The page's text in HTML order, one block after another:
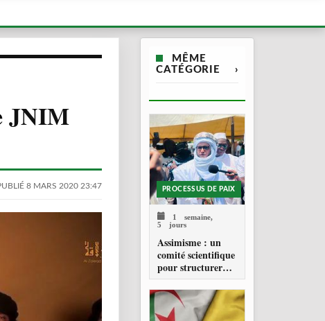
JNIM
8 MARS 2020 23:47
MÊME
CATÉGORIE
›
PROCESSUS DE PAIX
1 semaine,
5 jours
Assimisme : un
comité scientifique
pour structurer
une doctrine de la
refondation